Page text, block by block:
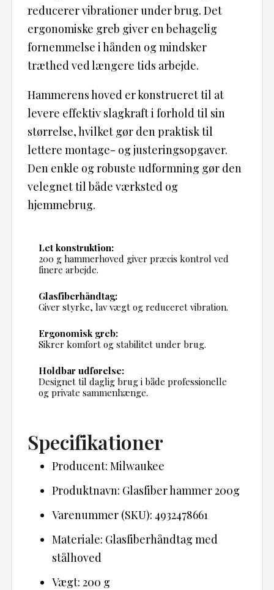
reducerer vibrationer under brug. Det
ergonomiske greb giver en behagelig
fornemmelse i hånden og mindsker
træthed ved længere tids arbejde.
Hammerens hoved er konstrueret til at
levere effektiv slagkraft i forhold til sin
størrelse, hvilket gør den praktisk til
lettere montage- og justeringsopgaver.
Den enkle og robuste udformning gør den
velegnet til både værksted og
hjemmebrug.
Let konstruktion:
200 g hammerhoved giver præcis kontrol ved
finere arbejde.
Glasfiberhåndtag:
Giver styrke, lav vægt og reduceret vibration.
Ergonomisk greb:
Sikrer komfort og stabilitet under brug.
Holdbar udførelse:
Designet til daglig brug i både professionelle
og private sammenhænge.
Specifikationer
Producent: Milwaukee
Produktnavn: Glasfiber hammer 200g
Varenummer (SKU): 4932478661
Materiale: Glasfiberhåndtag med
stålhoved
Vægt: 200 g